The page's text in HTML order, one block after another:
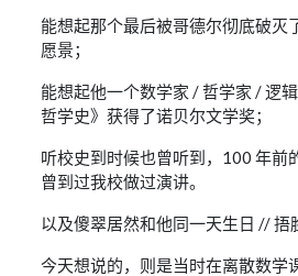
能想起那个最后被哥德尔彻底破灭
愿景；
能想起他一个数学家 / 哲学家 / 逻
哲学史》获得了诺贝尔文学奖；
听校史到时候也曾听到，100 年前
曾到过我校做过演讲。
以及傻翠居然和他同一天生日 // 捂
今天想说的，则是当时在离散数学